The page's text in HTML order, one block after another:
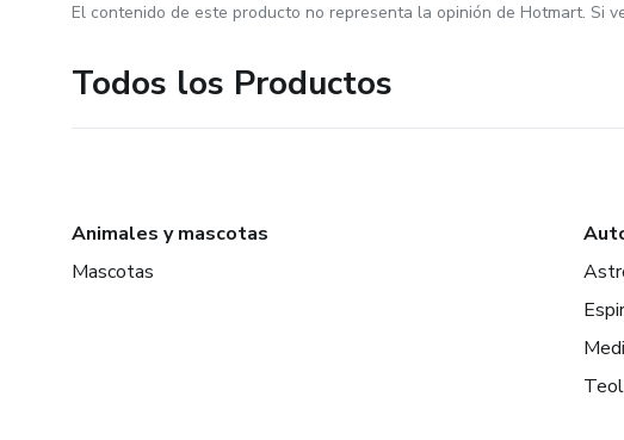
El contenido de este producto no representa la opinión de Hotmart. Si
Todos los Productos
Animales y mascotas
Mascotas